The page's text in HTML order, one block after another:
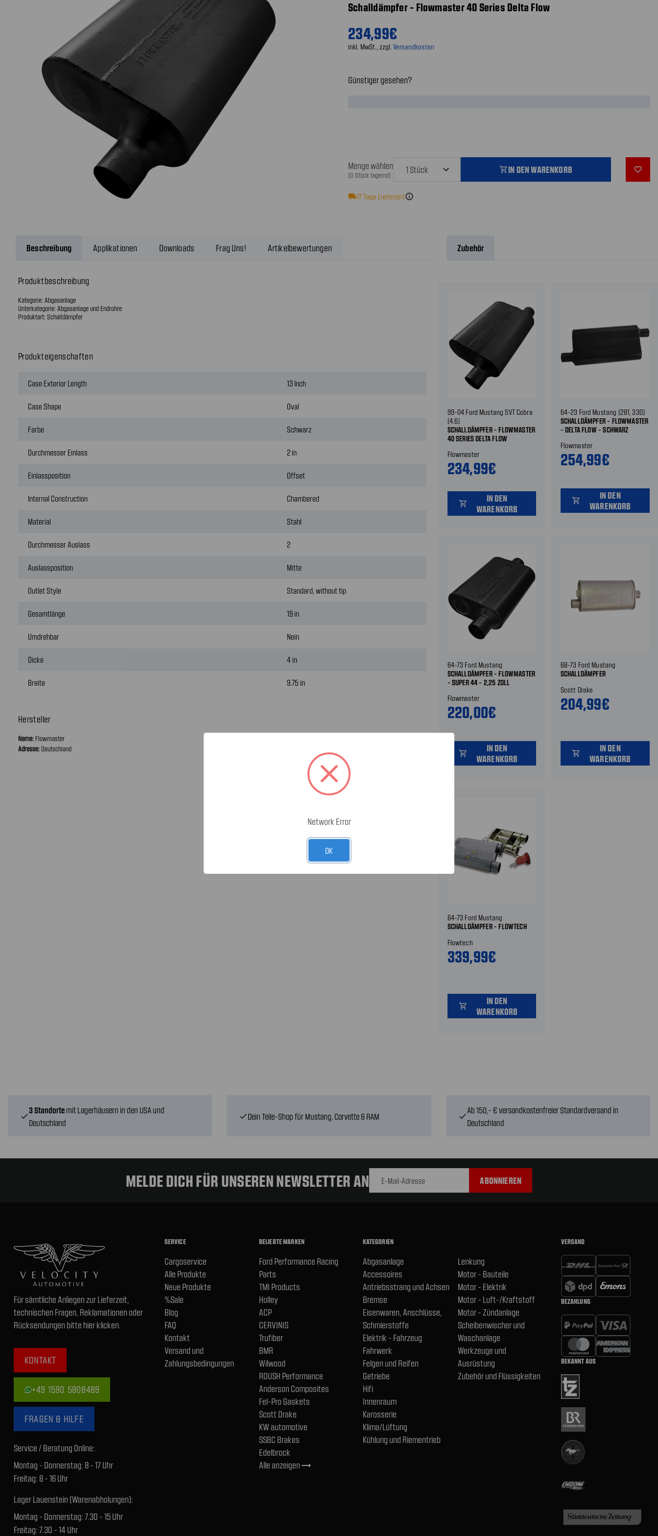
Schalldämpfer - Flowmaster 40 Series Delta Flow
234,99€
inkl. MwSt., zzgl. Versandkosten
Günstiger gesehen?
Menge wählen
(0 Stück lagernd)
shopping_cartIN DEN WARENKORB favorite_outline
local_shipping17Tage Lieferzeitinfo
Beschreibung Applikationen Downloads Frag Uns! Artikelbewertungen
Produktbeschreibung
Kategorie: Abgasanlage
Unterkategorie: Abgasanlage und Endrohre
Produktart: Schalldämpfer
Produkteigenschaften
Case Exterior Length 13 Inch
Case Shape Oval
Farbe Schwarz
Durchmesser Einlass 2 in
Einlassposition Offset
Internal Construction Chambered
Material Stahl
Durchmesser Auslass 2
Auslassposition Mitte
Outlet Style Standard, without tip
Gesamtlänge 19 in
Umdrehbar Nein
Dicke 4 in
Breite 9.75 in
Hersteller
Name: Flowmaster
Adresse: Deutschland
Zubehör
99-04 Ford Mustang SVT Cobra
(4.6)
SCHALLDÄMPFER - FLOWMASTER
40 SERIES DELTA FLOW
Flowmaster
234,99€
shopping_cart
IN DEN
WARENKORB
64-23 Ford Mustang (281, 330)
SCHALLDÄMPFER - FLOWMASTER
- DELTA FLOW - SCHWARZ
Flowmaster
254,99€
shopping_cart
IN DEN
WARENKORB
64-73 Ford Mustang
SCHALLDÄMPFER - FLOWMASTER
- SUPER 44 - 2,25 ZOLL
Flowmaster
220,00€
shopping_cart
IN DEN
WARENKORB
68-73 Ford Mustang
SCHALLDÄMPFER
Scott Drake
204,99€
shopping_cart
IN DEN
WARENKORB
64-73 Ford Mustang
SCHALLDÄMPFER - FLOWTECH
Flowtech
339,99€
shopping_cart
IN DEN
WARENKORB
check
3 Standorte mit Lagerhäusern in den USA und
Deutschland
checkDein Teile-Shop für Mustang, Corvette & RAM check
Ab 150,- € versandkostenfreier Standardversand in
Deutschland
MELDE DICH FÜR UNSEREN NEWSLETTER AN
Für sämtliche Anliegen zur Lieferzeit,
technischen Fragen, Reklamationen oder
Rücksendungen bitte hier klicken.
KONTAKT
+49 1590 5808489
FRAGEN & HILFE
Service / Beratung Online:
Montag - Donnerstag: 8 - 17 Uhr
Freitag: 8 - 16 Uhr
Lager Lauenstein (Warenabholungen):
Montag - Donnerstag: 7.30 - 15 Uhr
Freitag: 7.30 - 14 Uhr
SERVICE
Cargoservice
Alle Produkte
Neue Produkte
%Sale
Blog
FAQ
Kontakt
Versand und
Zahlungsbedingungen
BELIEBTE MARKEN
Ford Performance Racing
Parts
TMI Products
Holley
ACP
CERVINIS
Trufiber
BMR
Wilwood
ROUSH Performance
Anderson Composites
Fel-Pro Gaskets
Scott Drake
KW automotive
SSBC Brakes
Edelbrock
Alle anzeigentrending_flat
KATEGORIEN
Abgasanlage
Accessoires
Antriebsstrang und Achsen
Bremse
Eisenwaren, Anschlüsse,
Schmierstoffe
Elektrik - Fahrzeug
Fahrwerk
Felgen und Reifen
Getriebe
Hifi
Innenraum
Karosserie
Klima/Lüftung
Kühlung und Riementrieb
Lenkung
Motor - Bauteile
Motor - Elektrik
Motor - Luft-/Kraftstoff
Motor - Zündanlage
Scheibenwischer und
Waschanlage
Werkzeuge und
Ausrüstung
Zubehör und Flüssigkeiten
VERSAND
BEZAHLUNG
BEKANNT AUS
Network Error
OK